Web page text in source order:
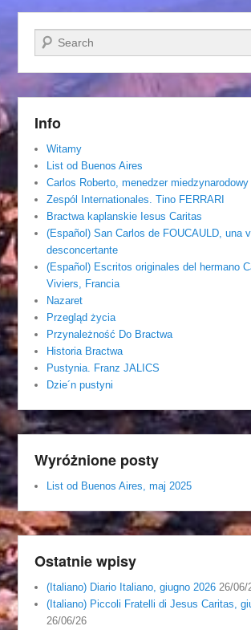
Szukaj
Info
Witamy
List od Buenos Aires
Carlos Roberto, menedzer miedzynarodowy
Zespól Internationales. Tino FERRARI
Bractwa kaplanskie Iesus Caritas
(Español) San Carlos de FOUCAULD, una
desconcertante
(Español) Escritos originales del hermano
Viviers, Francia
Nazaret
Przegląd życia
Przynależność Do Bractwa
Historia Bractwa
Pustynia. Franz JALICS
Dzie´n pustyni
Wyróżnione posty
List od Buenos Aires, maj 2025
Ostatnie wpisy
(Italiano) Diario Italiano, giugno 2026 26/06/
(Italiano) Piccoli Fratelli di Jesus Caritas,
26/06/26